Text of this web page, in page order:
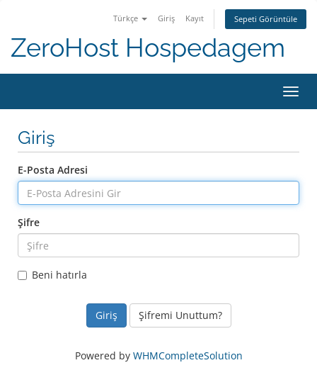
Türkçe Giriş Kayıt Sepeti Görüntüle
ZeroHost Hospedagem
Giriş
E-Posta Adresi
Şifre
Beni hatırla
Şifremi Unuttum?
Powered by WHMCompleteSolution